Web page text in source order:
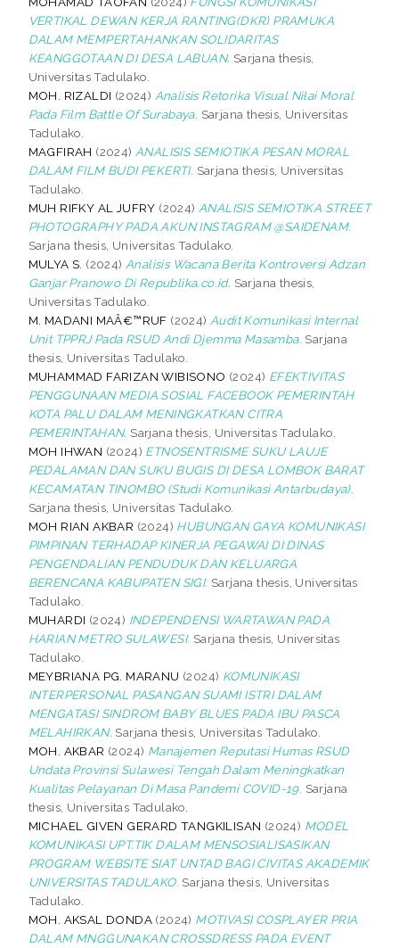
VERTIKAL DEWAN KERJA RANTING(DKR) PRAMUKA
DALAM MEMPERTAHANKAN SOLIDARITAS
KEANGGOTAAN DI DESA LABUAN. Sarjana thesis,
Universitas Tadulako.
MOH. RIZALDI (2024) Analisis Retorika Visual Nilai Moral
Pada Film Battle Of Surabaya. Sarjana thesis, Universitas
Tadulako.
MAGFIRAH (2024) ANALISIS SEMIOTIKA PESAN MORAL
DALAM FILM BUDI PEKERTI. Sarjana thesis, Universitas
Tadulako.
MUH RIFKY AL JUFRY (2024) ANALISIS SEMIOTIKA STREET
PHOTOGRAPHY PADA AKUN INSTAGRAM @SAIDENAM.
Sarjana thesis, Universitas Tadulako.
MULYA S. (2024) Analisis Wacana Berita Kontroversi Adzan
Ganjar Pranowo Di Republika.co.id. Sarjana thesis,
Universitas Tadulako.
M. MADANI MAÂ€™RUF (2024) Audit Komunikasi Internal
Unit TPPRJ Pada RSUD Andi Djemma Masamba. Sarjana
thesis, Universitas Tadulako.
MUHAMMAD FARIZAN WIBISONO (2024) EFEKTIVITAS
PENGGUNAAN MEDIA SOSIAL FACEBOOK PEMERINTAH
KOTA PALU DALAM MENINGKATKAN CITRA
PEMERINTAHAN. Sarjana thesis, Universitas Tadulako.
MOH IHWAN (2024) ETNOSENTRISME SUKU LAUJE
PEDALAMAN DAN SUKU BUGIS DI DESA LOMBOK BARAT
KECAMATAN TINOMBO (Studi Komunikasi Antarbudaya).
Sarjana thesis, Universitas Tadulako.
MOH RIAN AKBAR (2024) HUBUNGAN GAYA KOMUNIKASI
PIMPINAN TERHADAP KINERJA PEGAWAI DI DINAS
PENGENDALIAN PENDUDUK DAN KELUARGA
BERENCANA KABUPATEN SIGI. Sarjana thesis, Universitas
Tadulako.
MUHARDI (2024) INDEPENDENSI WARTAWAN PADA
HARIAN METRO SULAWESI. Sarjana thesis, Universitas
Tadulako.
MEYBRIANA PG. MARANU (2024) KOMUNIKASI
INTERPERSONAL PASANGAN SUAMI ISTRI DALAM
MENGATASI SINDROM BABY BLUES PADA IBU PASCA
MELAHIRKAN. Sarjana thesis, Universitas Tadulako.
MOH. AKBAR (2024) Manajemen Reputasi Humas RSUD
Undata Provinsi Sulawesi Tengah Dalam Meningkatkan
Kualitas Pelayanan Di Masa Pandemi COVID-19. Sarjana
thesis, Universitas Tadulako.
MICHAEL GIVEN GERARD TANGKILISAN (2024) MODEL
KOMUNIKASI UPT.TIK DALAM MENSOSIALISASIKAN
PROGRAM WEBSITE SIAT UNTAD BAGI CIVITAS AKADEMIK
UNIVERSITAS TADULAKO. Sarjana thesis, Universitas
Tadulako.
MOH. AKSAL DONDA (2024) MOTIVASI COSPLAYER PRIA
DALAM MNGGUNAKAN CROSSDRESS PADA EVENT